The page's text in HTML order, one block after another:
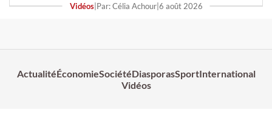
Vidéos| Par: Célia Achour| 6 août 2026
ActualitéÉconomieSociétéDiasporasSportInternational
Vidéos